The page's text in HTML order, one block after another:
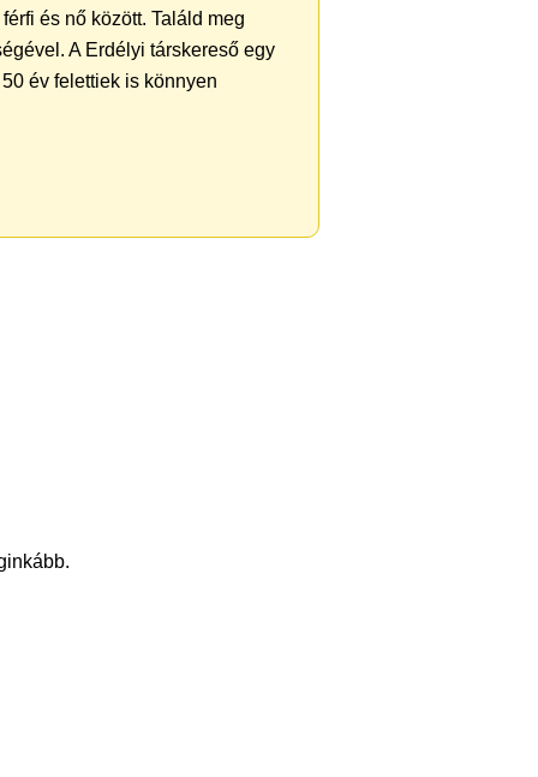
és nő között. Találd meg
A Erdélyi társkereső egy
év felettiek is könnyen